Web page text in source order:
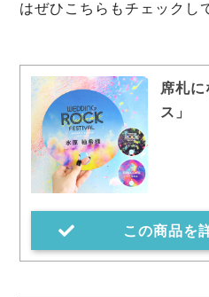
はぜひこちらもチェックし
席札
ス」
この商品を